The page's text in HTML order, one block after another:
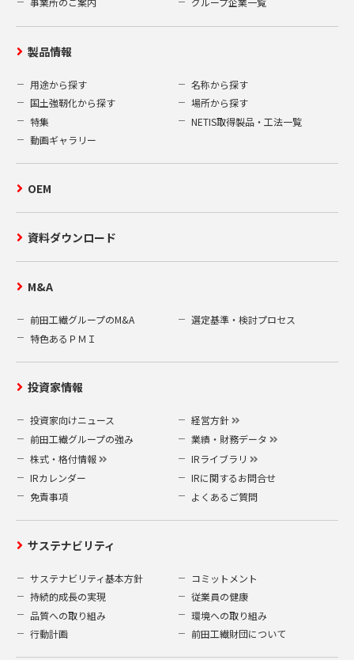
製品情報
用途から探す
名称から探す
国土強靭化から探す
場所から探す
特集
NETIS取得製品・工法一覧
動画ギャラリー
OEM
資料ダウンロード
M&A
前田工繊グループのM&A
選定基準・検討プロセス
特色あるＰＭＩ
投資家情報
投資家向けニュース
経営方針
前田工繊グループの強み
業績・財務データ
株式・格付情報
IRライブラリ
IRカレンダー
IRに関するお問合せ
免責事項
よくあるご質問
サステナビリティ
サステナビリティ基本方針
コミットメント
持続的成長の実現
従業員の健康
品質への取り組み
環境への取り組み
行動計画
前田工繊財団について